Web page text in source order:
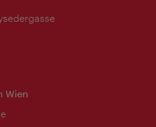
Wien